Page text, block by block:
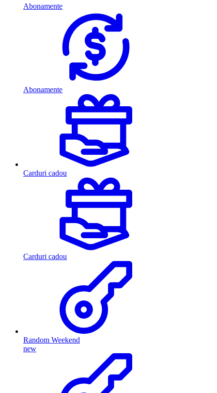
Abonamente
Abonamente
Carduri cadou
Carduri cadou
Random Weekend
new